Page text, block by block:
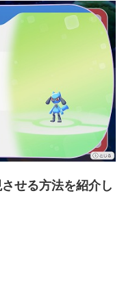
せる方法を紹介し